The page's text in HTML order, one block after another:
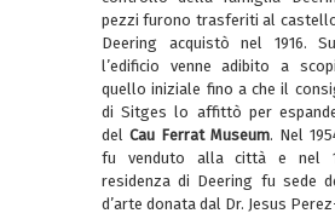
pezzi furono trasferiti al
Deering acquistò nel 1916.
l’edificio venne adibito a
quello iniziale fino a che il
di Sitges lo affittò per
del Cau Ferrat Museum. Nel
fu venduto alla città e nel
residenza di Deering fu sede
d’arte donata dal Dr. Jesus